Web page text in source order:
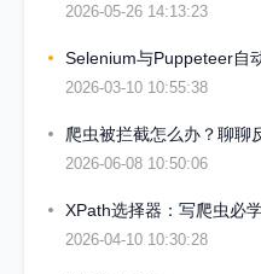
2026-05-26 14:13:23
Selenium与Puppeteer自
2026-03-10 10:55:38
爬虫被拦截怎么办？聊聊
2026-06-08 10:50:06
XPath选择器：写爬虫必
2026-04-10 10:30:28